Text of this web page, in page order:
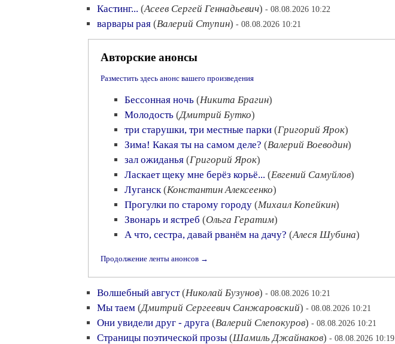
Кастинг... (Асеев Сергей Геннадьевич) - 08.08.2026 10:22
варвары рая (Валерий Ступин) - 08.08.2026 10:21
Авторские анонсы
Разместить здесь анонс вашего произведения
Бессонная ночь (Никита Брагин)
Молодость (Дмитрий Бутко)
три старушки, три местные парки (Григорий Ярок)
Зима! Какая ты на самом деле? (Валерий Воеводин)
зал ожиданья (Григорий Ярок)
Ласкает щеку мне берёз корьё... (Евгений Самуйлов)
Луганск(Константин Алексеенко)
Прогулки по старому городу (Михаил Копейкин)
Звонарь и ястреб (Ольга Гератим)
А что, сестра, давай рванём на дачу? (Алеся Шубина)
Продолжение ленты анонсов →
Волшебный август(Николай Бузунов) - 08.08.2026 10:21
Мы таем (Дмитрий Сергеевич Санжаровский) - 08.08.2026 10:21
Они увидели друг - друга (Валерий Слепокуров) - 08.08.2026 10:21
Страницы поэтической прозы (Шамиль Джайнаков) - 08.08.2026 10:19